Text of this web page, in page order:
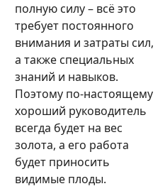
полную силу – всё это
требует постоянного
внимания и затраты сил,
а также специальных
знаний и навыков.
Поэтому по-настоящему
хороший руководитель
всегда будет на вес
золота, а его работа
будет приносить
видимые плоды.